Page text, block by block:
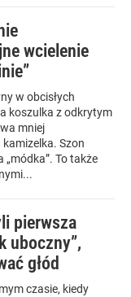
wcielenie
w obcisłych
koszulka z odkrytym
mniej
Szon
To także
pierwsza
uboczny”,
głód
czasie, kiedy